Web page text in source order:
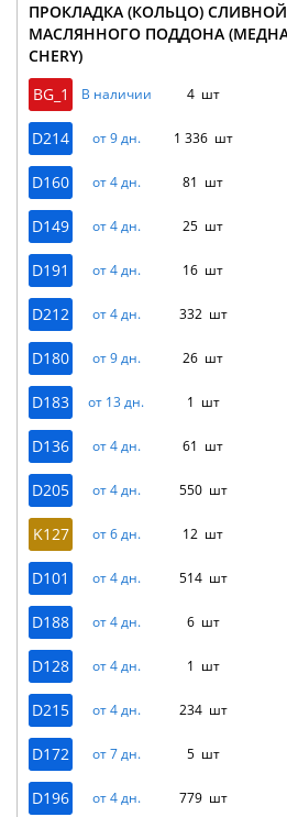
ПРОКЛАДКА (КОЛЬЦО)
МАСЛЯННОГО ПОДДОНА
CHERY)
BG_1
В наличии 4 шт
D214 от 9 дн. 1 336 шт
D160 от 4 дн. 81 шт
D149 от 4 дн. 25 шт
D191 от 4 дн. 16 шт
D212 от 4 дн. 332 шт
D180 от 9 дн. 26 шт
D183 от 13 дн. 1 шт
D136 от 4 дн. 61 шт
D205 от 4 дн. 550 шт
K127 от 6 дн. 12 шт
D101 от 4 дн. 514 шт
D188 от 4 дн. 6 шт
D128 от 4 дн. 1 шт
D215 от 4 дн. 234 шт
D172 от 7 дн. 5 шт
D196 от 4 дн. 779 шт